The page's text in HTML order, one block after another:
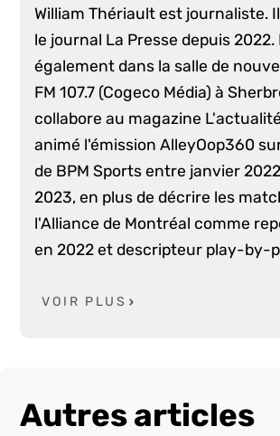
William Thériault est journaliste.
le journal La Presse depuis
également dans la salle de
FM 107.7 (Cogeco Média) à
collabore au magazine
animé l'émission AlleyOop360
de BPM Sports entre janvier
2023, en plus de décrire les
l'Alliance de Montréal comme
en 2022 et descripteur play-by-
VOIR PLUS
Autres articles